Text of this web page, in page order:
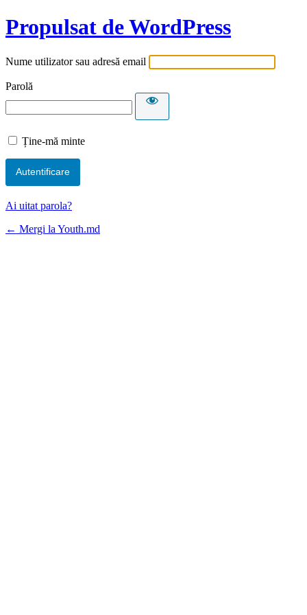
Propulsat de WordPress
Nume utilizator sau adresă email
Parolă
Ține-mă minte
Ai uitat parola?
← Mergi la Youth.md